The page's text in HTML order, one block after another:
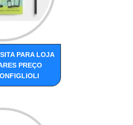
PARA LOJA
PREÇO